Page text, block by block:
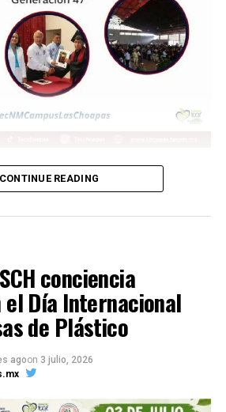
CONTINUE READING
conciencia
Día Internacional
de Plástico
agoon 3 julio, 2026